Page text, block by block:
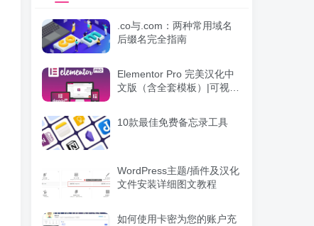
.co与.com：两种常用域名
后缀名完全指南
Elementor Pro 完美汉化中
文版（含全套模板）|可视化
10款最佳免费备忘录工具
WordPress主题/插件及汉化
文件安装详细图文教程
如何使用卡密为您的账户充